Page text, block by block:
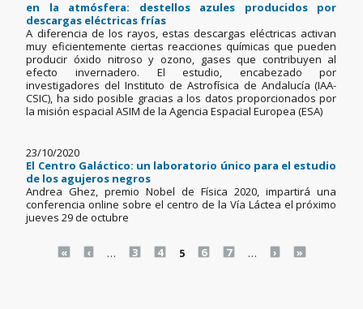
en la atmósfera: destellos azules producidos por
descargas eléctricas frías
A diferencia de los rayos, estas descargas eléctricas activan
muy eficientemente ciertas reacciones químicas que pueden
producir óxido nitroso y ozono, gases que contribuyen al
efecto invernadero. El estudio, encabezado por
investigadores del Instituto de Astrofísica de Andalucía (IAA-
CSIC), ha sido posible gracias a los datos proporcionados por
la misión espacial ASIM de la Agencia Espacial Europea (ESA)
23/10/2020
El Centro Galáctico: un laboratorio único para el estudio
de los agujeros negros
Andrea Ghez, premio Nobel de Física 2020, impartirá una
conferencia online sobre el centro de la Vía Láctea el próximo
jueves 29 de octubre
Pages
« ‹ … 3 4 5 6 7 … › »